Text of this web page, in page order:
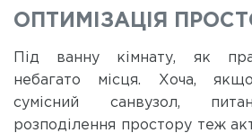
ОПТИМІЗАЦІЯ
Під ванну кімнату, як
небагато місця. Хоча,
сумісний санвузол,
розподілення простору теж